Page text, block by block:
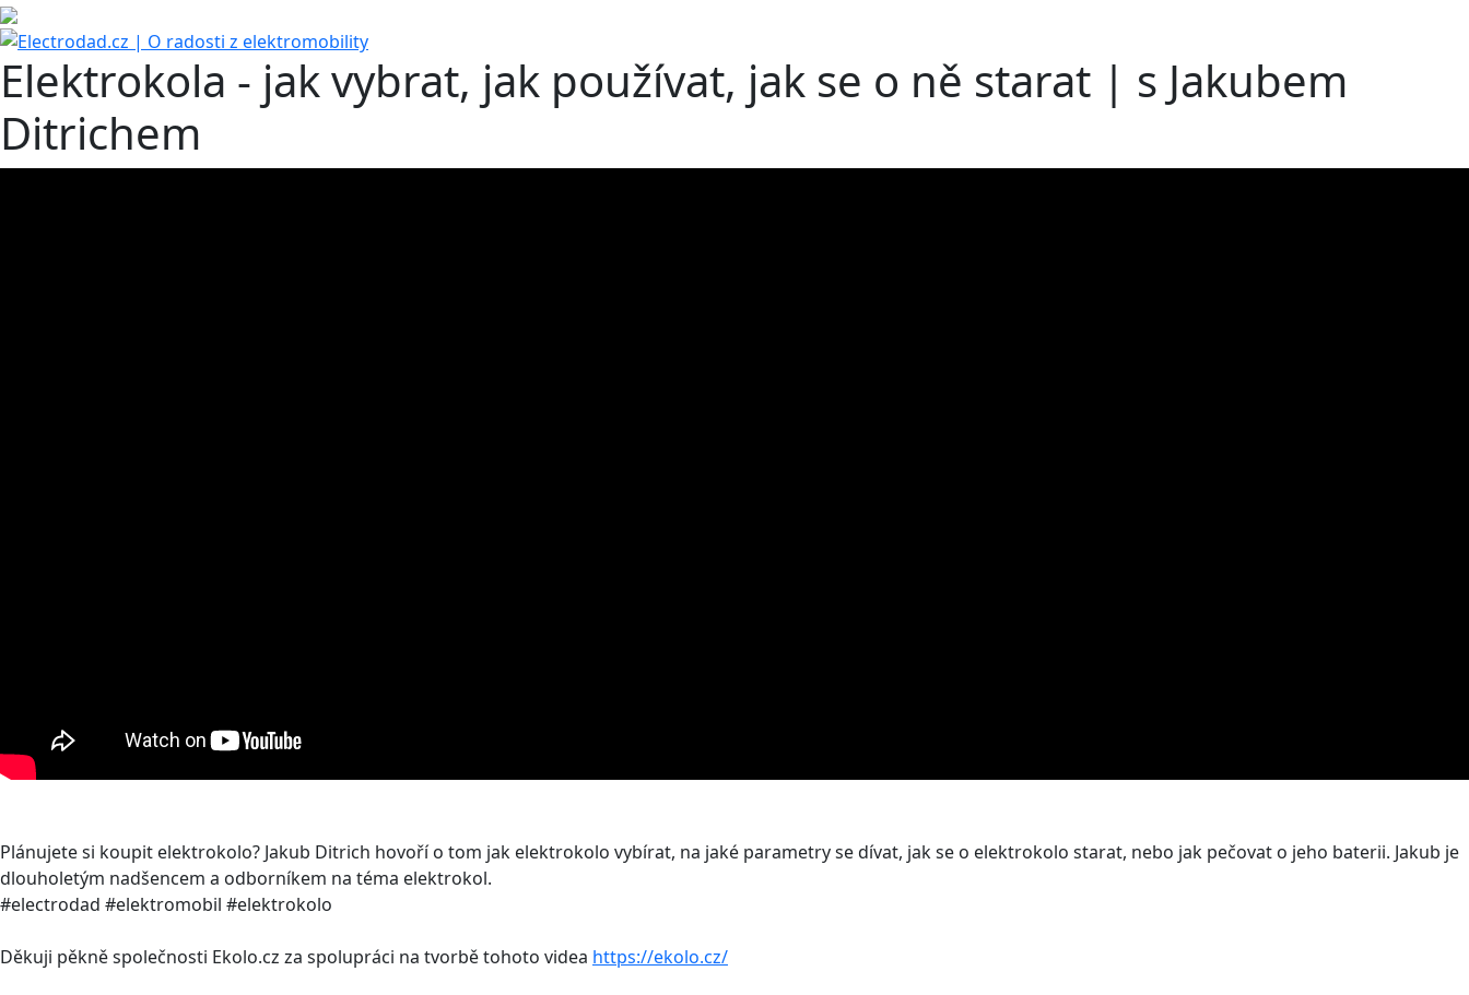
Elektrokola - jak vybrat, jak používat, jak se o ně starat | s Jakubem
Ditrichem
Plánujete si koupit elektrokolo? Jakub Ditrich hovoří o tom jak elektrokolo vybírat, na jaké parametry se dívat, jak se o elektrokolo starat, nebo jak pečovat o jeho baterii. Jakub je
dlouholetým nadšencem a odborníkem na téma elektrokol.
#electrodad #elektromobil #elektrokolo
Děkuji pěkně společnosti Ekolo.cz za spolupráci na tvorbě tohoto videa https://ekolo.cz/